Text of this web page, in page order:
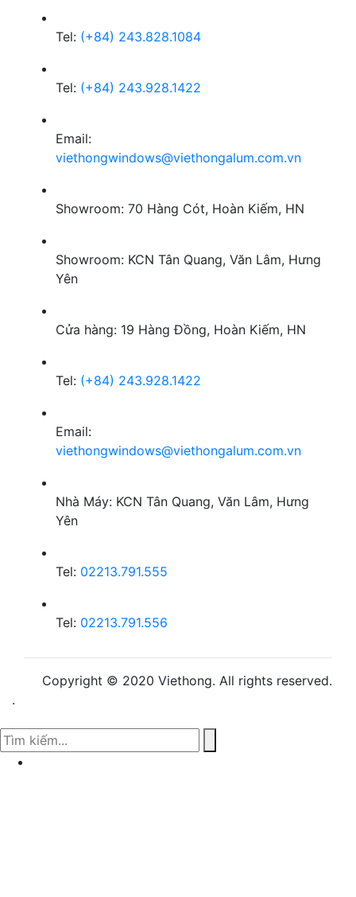
Tel: (+84) 243.828.1084
Tel: (+84) 243.928.1422
Email:
viethongwindows@viethongalum.com.vn
Showroom: 70 Hàng Cót, Hoàn Kiếm, HN
Showroom: KCN Tân Quang, Văn Lâm, Hưng
Yên
Cửa hàng: 19 Hàng Đồng, Hoàn Kiếm, HN
Tel: (+84) 243.928.1422
Email:
viethongwindows@viethongalum.com.vn
Nhà Máy: KCN Tân Quang, Văn Lâm, Hưng
Yên
Tel: 02213.791.555
Tel: 02213.791.556
Copyright © 2020 Viethong. All rights reserved.
.